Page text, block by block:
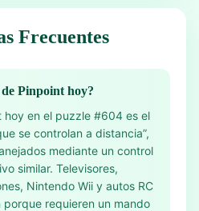
Frecuentes
Pinpoint hoy?
hoy en el puzzle #604 es el
se controlan a distancia”,
mediante un control
similar. Televisores,
Nintendo Wii y autos RC
requieren un mando